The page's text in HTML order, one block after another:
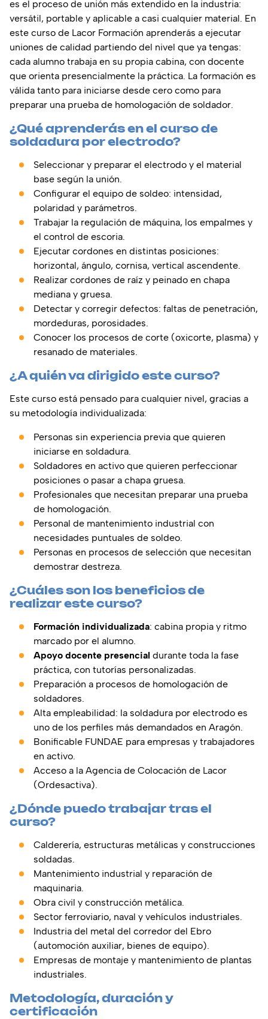
es el proceso de unión más extendido en la industria:
versátil, portable y aplicable a casi cualquier material. En
este curso de Lacor Formación aprenderás a ejecutar
uniones de calidad partiendo del nivel que ya tengas:
cada alumno trabaja en su propia cabina, con docente
que orienta presencialmente la práctica. La formación es
válida tanto para iniciarse desde cero como para
preparar una prueba de homologación de soldador.
¿Qué aprenderás en el curso de
soldadura por electrodo?
Seleccionar y preparar el electrodo y el material
base según la unión.
Configurar el equipo de soldeo: intensidad,
polaridad y parámetros.
Trabajar la regulación de máquina, los empalmes y
el control de escoria.
Ejecutar cordones en distintas posiciones:
horizontal, ángulo, cornisa, vertical ascendente.
Realizar cordones de raíz y peinado en chapa
mediana y gruesa.
Detectar y corregir defectos: faltas de penetración,
mordeduras, porosidades.
Conocer los procesos de corte (oxicorte, plasma) y
resanado de materiales.
¿A quién va dirigido este curso?
Este curso está pensado para cualquier nivel, gracias a
su metodología individualizada:
Personas sin experiencia previa que quieren
iniciarse en soldadura.
Soldadores en activo que quieren perfeccionar
posiciones o pasar a chapa gruesa.
Profesionales que necesitan preparar una prueba
de homologación.
Personal de mantenimiento industrial con
necesidades puntuales de soldeo.
Personas en procesos de selección que necesitan
demostrar destreza.
¿Cuáles son los beneficios de
realizar este curso?
Formación individualizada: cabina propia y ritmo
marcado por el alumno.
Apoyo docente presencial durante toda la fase
práctica, con tutorías personalizadas.
Preparación a procesos de homologación de
soldadores.
Alta empleabilidad: la soldadura por electrodo es
uno de los perfiles más demandados en Aragón.
Bonificable FUNDAE para empresas y trabajadores
en activo.
Acceso a la Agencia de Colocación de Lacor
(Ordesactiva).
¿Dónde puedo trabajar tras el
curso?
Calderería, estructuras metálicas y construcciones
soldadas.
Mantenimiento industrial y reparación de
maquinaria.
Obra civil y construcción metálica.
Sector ferroviario, naval y vehículos industriales.
Industria del metal del corredor del Ebro
(automoción auxiliar, bienes de equipo).
Empresas de montaje y mantenimiento de plantas
industriales.
Metodología, duración y
certificación